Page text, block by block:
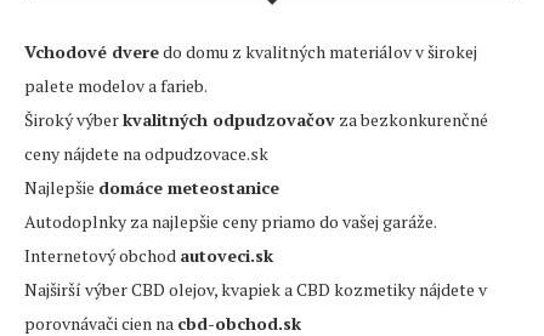
Vchodové dveredo domu z kvalitných materiálov v širokej
palete modelov a farieb.
Široký výberkvalitných odpudzovačov za bezkonkurenčné
ceny nájdete na odpudzovace.sk
Najlepšie domáce meteostanice
Autodoplnky za najlepšie ceny priamo do vašej garáže.
Internetový obchod autoveci.sk
Najširší výber CBD olejov, kvapiek a CBD kozmetiky nájdete v
porovnávači cien na cbd-obchod.sk